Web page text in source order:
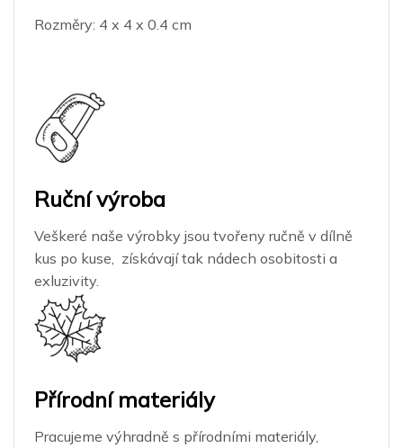
Rozměry: 4 x 4 x 0.4 cm
Ruční výroba
Veškeré naše výrobky jsou tvořeny ručně v dílně
kus po kuse, získávají tak nádech osobitosti a
exluzivity.
Přírodní materiály
Pracujeme výhradně s přírodními materiály,